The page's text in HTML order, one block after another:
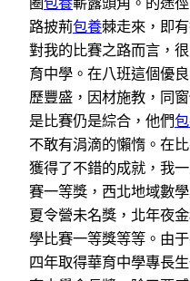
路披荊包養棘走來，即
對我的比賽之路而言，
育中學。在八班這個優
歷豐盛，因材施教，同
是比賽仍是綜合，他們
不敢有涓滴的懶惰。在
獲得了不錯的成就，我
賽一等獎，西北地域數
夏令營未名獎，北年夜
學比賽一等獎等等。由
四年取得華育中學專長